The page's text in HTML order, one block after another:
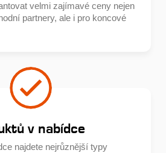
velmi zajímavé ceny nejen
partnery, ale i pro koncové
v nabídce
najdete nejrůznější typy